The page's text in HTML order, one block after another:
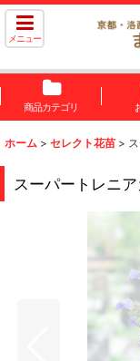
メニュー
商品カテゴリ
ホーム > セレクト花苗 >
スーパートレニ